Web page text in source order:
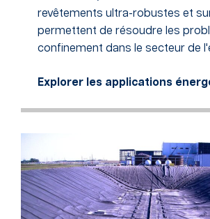
revêtements ultra-robustes et
permettent de résoudre les
confinement dans le secteur de
Explorer les applications